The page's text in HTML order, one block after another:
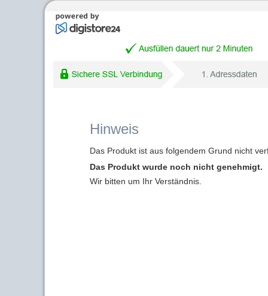
Hinweis
Das Produkt ist aus folgendem Grund nicht
Das Produkt wurde noch nicht genehmigt.
Wir bitten um Ihr Verständnis.